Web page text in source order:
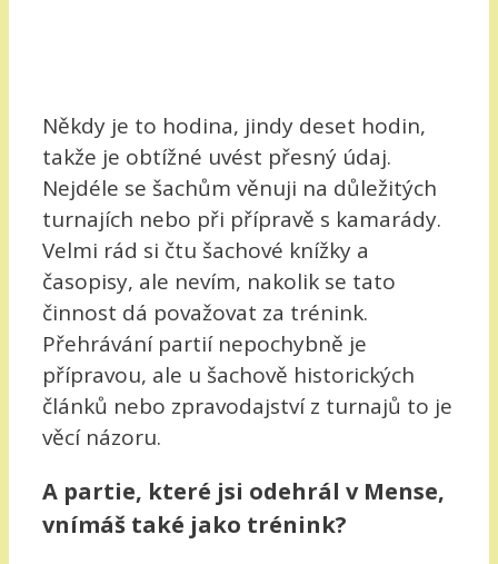
Někdy je to hodina, jindy deset hodin,
takže je obtížné uvést přesný údaj.
Nejdéle se šachům věnuji na důležitých
turnajích nebo při přípravě s kamarády.
Velmi rád si čtu šachové knížky a
časopisy, ale nevím, nakolik se tato
činnost dá považovat za trénink.
Přehrávání partií nepochybně je
přípravou, ale u šachově historických
článků nebo zpravodajství z turnajů to je
věcí názoru.
A partie, které jsi odehrál v Mense,
vnímáš také jako trénink?